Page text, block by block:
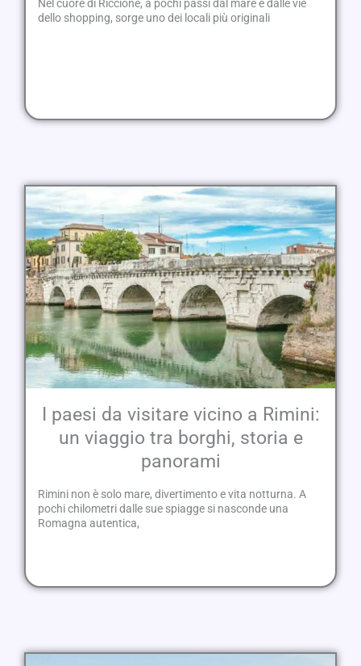
Nel cuore di Riccione, a pochi passi dal mare e dalle vie
dello shopping, sorge uno dei locali più originali
I paesi da visitare vicino a Rimini:
un viaggio tra borghi, storia e
panorami
Rimini non è solo mare, divertimento e vita notturna. A
pochi chilometri dalle sue spiagge si nasconde una
Romagna autentica,